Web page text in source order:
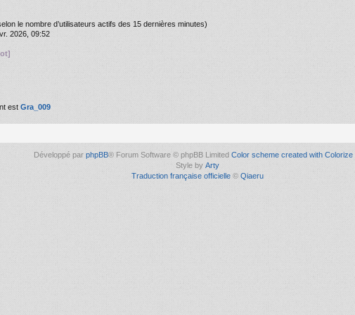
le nombre d’utilisateurs actifs des 15 dernières minutes)
2026, 09:52
est Gra_009
Développé par phpBB® Forum Software © phpBB Limited Color scheme created with Colorize
Style by Arty
Traduction française officielle © Qiaeru